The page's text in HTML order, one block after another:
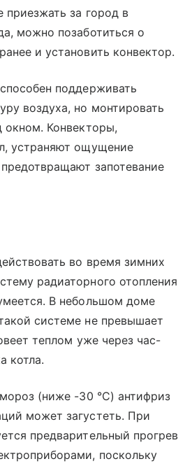
приезжать за город в
можно позаботиться о
и установить конвектор.
поддерживать
воздуха, но монтировать
окном. Конвекторы,
устраняют ощущение
запотевание
во время зимних
радиаторного отопления
В небольшом доме
системе не превышает
теплом уже через час-
котла.
(ниже -30 °С) антифриз
может загустеть. При
предварительный прогрев
поскольку